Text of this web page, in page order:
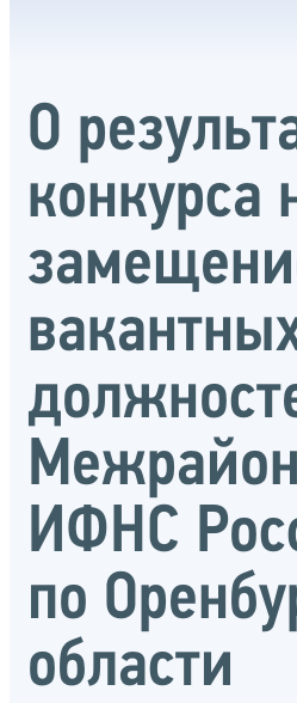
О
конкурса
ИФНС
по
области